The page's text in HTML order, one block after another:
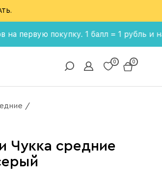
покупку. 1 балл = 1 рубль и
0 0
/
Чукка средние